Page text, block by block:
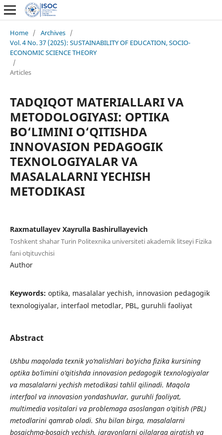
Home / Archives /
Vol. 4 No. 37 (2025): SUSTAINABILITY OF EDUCATION, SOCIO-
ECONOMIC SCIENCE THEORY
/
Articles
TADQIQOT MATERIALLARI VA
METODOLOGIYASI: OPTIKA
BO‘LIMINI O‘QITISHDA
INNOVASION PEDAGOGIK
TEXNOLOGIYALAR VA
MASALALARNI YECHISH
METODIKASI
Raxmatullayev Xayrulla Bashirullayevich
Toshkent shahar Turin Politexnika universiteti akademik litseyi Fizika
fani oʻqituvchisi
Author
Keywords: optika, masalalar yechish, innovasion pedagogik
texnologiyalar, interfaol metodlar, PBL, guruhli faoliyat
Abstract
Ushbu maqolada texnik yo‘nalishlari bo‘yicha fizika kursining
optika bo‘limini o‘qitishda innovasion pedagogik texnologiyalar
va masalalarni yechish metodikasi tahlil qilinadi. Maqola
interfaol va innovasion yondashuvlar, guruhli faoliyat,
multimedia vositalari va problemaga asoslangan o‘qitish (PBL)
metodlarini qamrab oladi. Shu bilan birga, masalalarni
bosqichma-bosqich yechish, jarayonlarni oilalarga ajratish va